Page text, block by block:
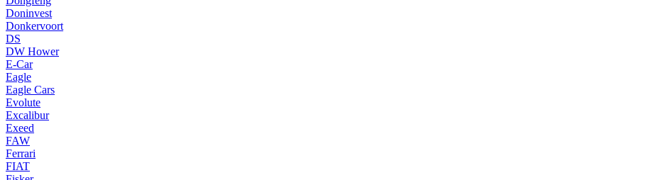
Doninvest
Donkervoort
DS
DW Hower
E-Car
Eagle
Eagle Cars
Evolute
Excalibur
Exeed
FAW
Ferrari
FIAT